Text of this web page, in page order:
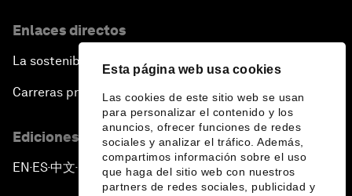
Esta página web usa cookies
Las cookies de este sitio web se usan
para personalizar el contenido y los
anuncios, ofrecer funciones de redes
sociales y analizar el tráfico. Además,
compartimos información sobre el uso
que haga del sitio web con nuestros
partners de redes sociales, publicidad y
Enlaces directos
La sostenibilidad en el Foro
Carreras profesionales
Ediciones en otros idiomas
EN ▪ES▪中文▪ 日本語